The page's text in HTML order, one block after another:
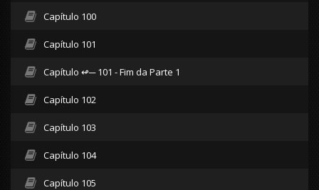
Capítulo 100
Capítulo 101
Capítulo ↫─ 101 - Fim da Parte 1
Capítulo 102
Capítulo 103
Capítulo 104
Capítulo 105